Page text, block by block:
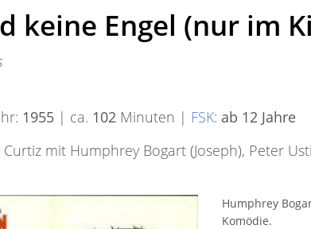
keine Engel (nur im
1955 | ca. 102 Minuten | FSK: ab 12 Jahre
mit Humphrey Bogart (Joseph), Peter
Humphrey
Komödie.